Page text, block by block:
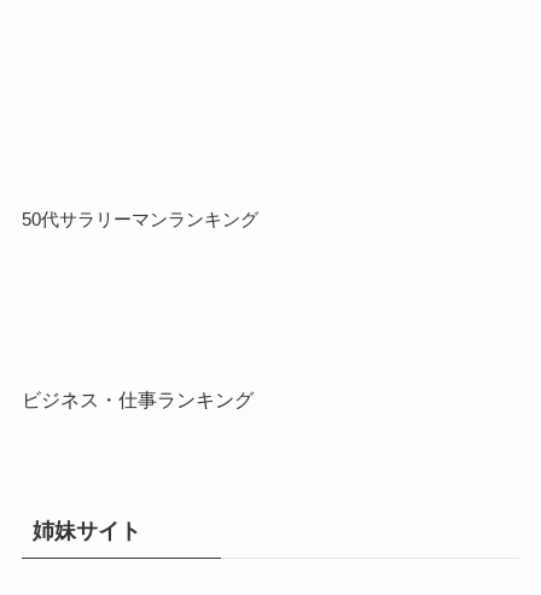
50代サラリーマンランキング
ビジネス・仕事ランキング
姉妹サイト